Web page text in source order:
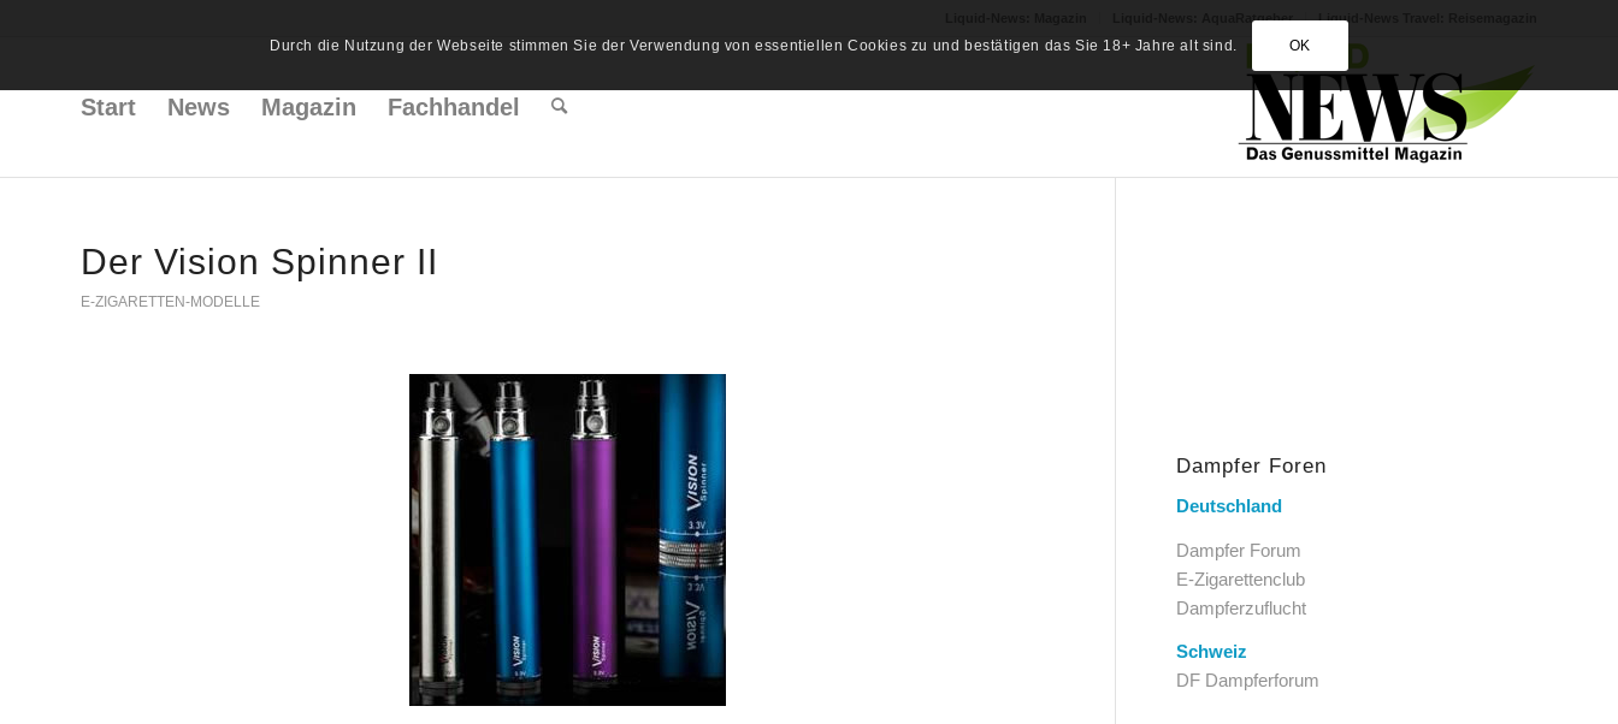
Liquid-News: AquaRatgeber Liquid-News Travel: Reisemagazin
Start News Magazin Fachhandel
Der Vision Spinner II
E-ZIGARETTEN-MODELLE
Dampfer Foren
Deutschland
Dampfer Forum
E-Zigarettenclub
Dampferzuflucht
Schweiz
DF Dampferforum
Durch die Nutzung der Webseite stimmen Sie der Verwendung von essentiellen Cookies zu und bestätigen das Sie 18+ Jahre alt sind. OK